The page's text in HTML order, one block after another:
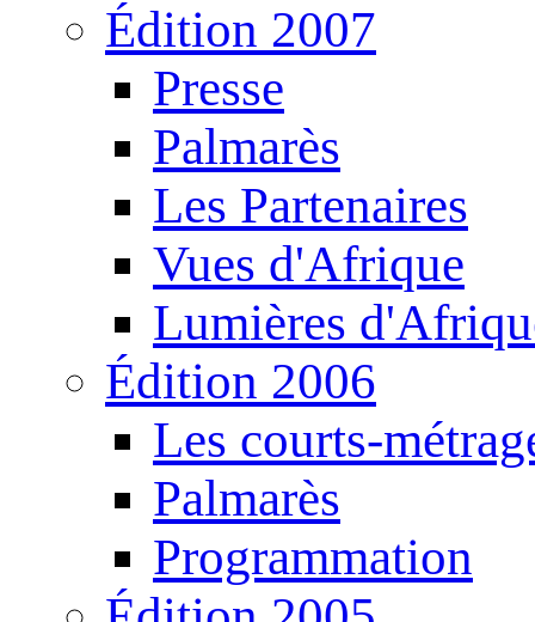
Édition 2007
Presse
Palmarès
Les Partenaires
Vues d'Afrique
Lumières
Édition 2006
Les courts-
Palmarès
Programmation